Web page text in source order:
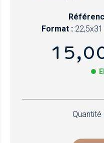
Format :
Quantité